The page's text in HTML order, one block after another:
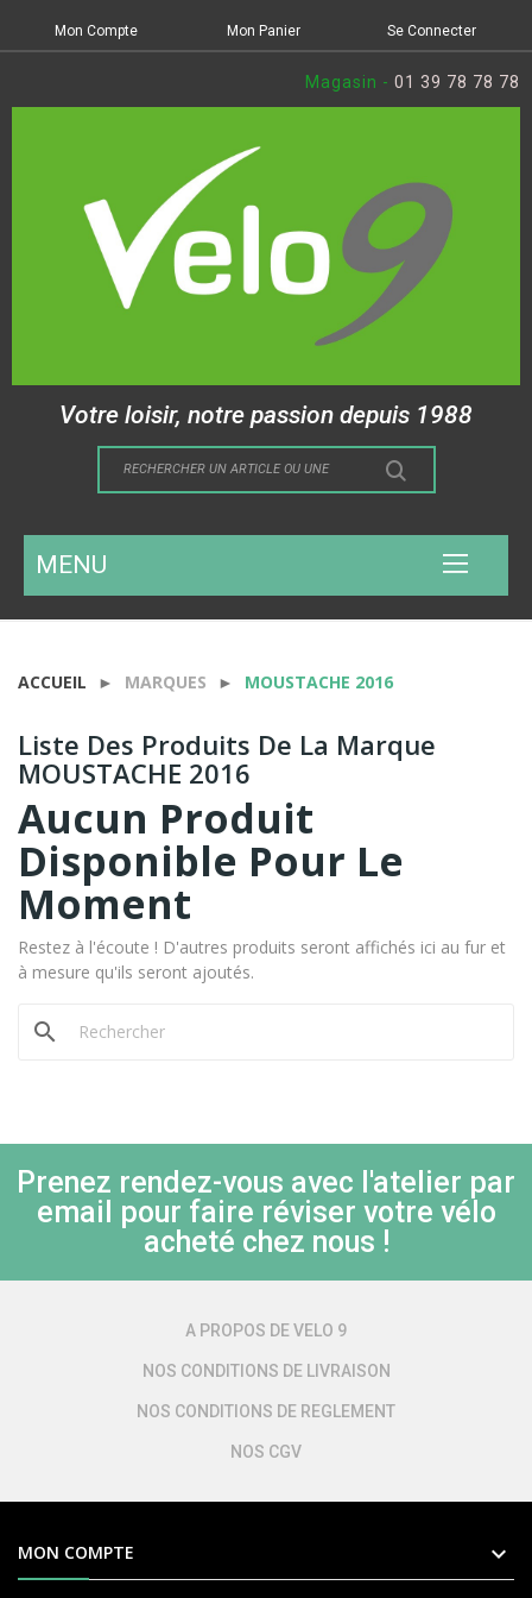
Mon Compte Mon Panier Se Connecter
Magasin - 01 39 78 78 78
Votre loisir, notre passion depuis 1988
MENU
ACCUEIL MARQUES MOUSTACHE 2016
Liste Des Produits De La Marque
MOUSTACHE 2016
Aucun Produit
Disponible Pour Le
Moment
Restez à l'écoute ! D'autres produits seront affichés ici au fur et
à mesure qu'ils seront ajoutés.
search
Prenez rendez-vous avec l'atelier par
email pour faire réviser votre vélo
acheté chez nous !
A PROPOS DE VELO 9
NOS CONDITIONS DE LIVRAISON
NOS CONDITIONS DE REGLEMENT
NOS CGV
MON COMPTE 